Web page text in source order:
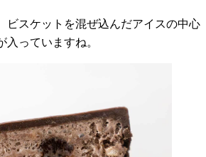
ビスケットを混ぜ込んだアイスの中心
っていますね。